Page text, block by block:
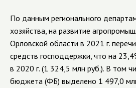
По данным регионального
хозяйства, на развитие
Орловской области в 2021 г.
средств господдержки, что на
в 2020 г. (1 324,5 млн руб.). В том
бюджета (ФБ) выделено 1 497,0